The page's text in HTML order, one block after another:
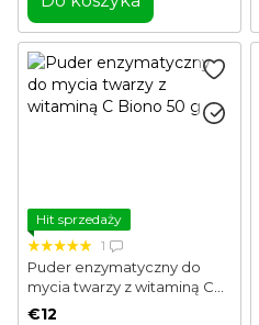
Hit sprzedaży
1
Puder enzymatyczny do
mycia twarzy z witaminą C
Biono 50 g
€12